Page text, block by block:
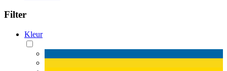
Filter
Kleur